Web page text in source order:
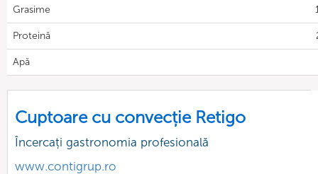
Grasime
Proteină
Apă
Cuptoare cu convecție Retigo
Încercați gastronomia profesională
www.contigrup.ro